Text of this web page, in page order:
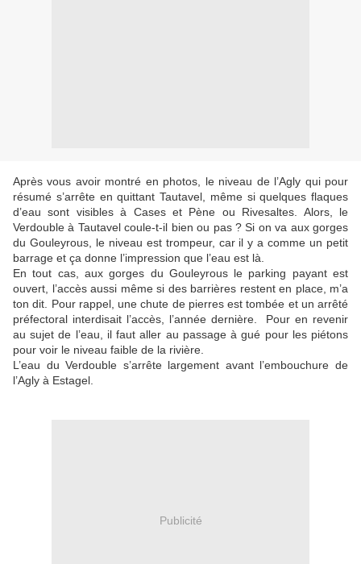
Après vous avoir montré en photos, le niveau de l’Agly qui pour
résumé s’arrête en quittant Tautavel, même si quelques flaques
d’eau sont visibles à Cases et Pène ou Rivesaltes. Alors, le
Verdouble à Tautavel coule-t-il bien ou pas ?Si on va aux gorges
du Gouleyrous, le niveau est trompeur, car il y a comme un petit
barrage et ça donne l’impression que l’eau est là.
En tout cas, aux gorges du Gouleyrous le parking payant est
ouvert, l’accès aussi même si des barrières restent en place, m’a
ton dit. Pour rappel, une chute de pierres est tombée et un arrêté
préfectoral interdisait l’accès, l’année dernière. Pour en revenir
au sujet de l’eau, il faut aller au passage à gué pour les piétons
pour voir le niveau faible de la rivière.
L’eau du Verdouble s’arrête largement avant l’embouchure de
l’Agly à Estagel.
Publicité